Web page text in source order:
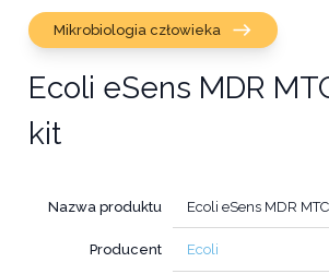
Mikrobiologia człowieka
Ecoli eSens MDR
kit
Nazwa produktu Ecoli eSens MDR
Producent Ecoli